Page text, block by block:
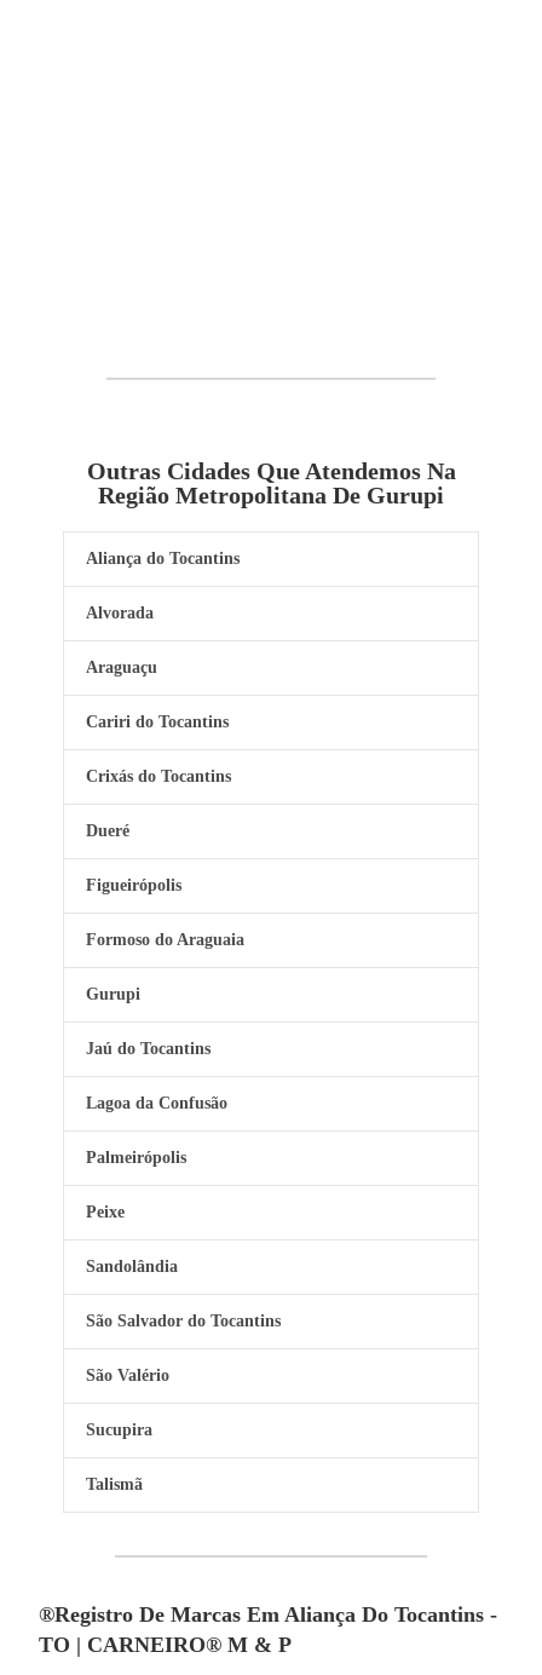
Outras Cidades Que Atendemos Na
Região Metropolitana De Gurupi
Aliança do Tocantins
Alvorada
Araguaçu
Cariri do Tocantins
Crixás do Tocantins
Dueré
Figueirópolis
Formoso do Araguaia
Gurupi
Jaú do Tocantins
Lagoa da Confusão
Palmeirópolis
Peixe
Sandolândia
São Salvador do Tocantins
São Valério
Sucupira
Talismã
®Registro De Marcas Em Aliança Do Tocantins -
TO | CARNEIRO® M & P